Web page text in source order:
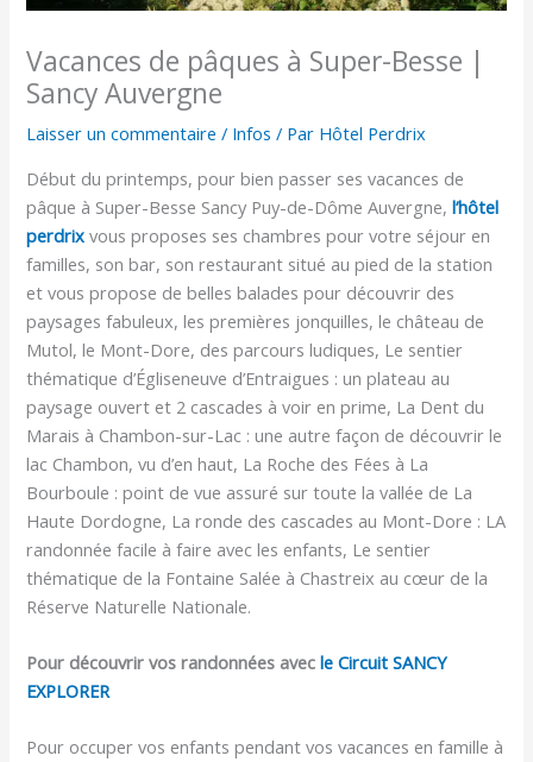
Vacances de pâques à Super-Besse |
Sancy Auvergne
Laisser un commentaire / Infos / Par Hôtel Perdrix
Début du printemps, pour bien passer ses vacances de
pâque à Super-Besse Sancy Puy-de-Dôme Auvergne,l’hôtel
perdrix vous proposes ses chambres pour votre séjour en
familles, son bar, son restaurant situé au pied de la station
et vous propose de belles balades pour découvrir des
paysages fabuleux, les premières jonquilles, le château de
Mutol, le Mont-Dore, des parcours ludiques, Le sentier
thématique d’Égliseneuve d’Entraigues : un plateau au
paysage ouvert et 2 cascades à voir en prime, La Dent du
Marais à Chambon-sur-Lac : une autre façon de découvrir le
lac Chambon, vu d’en haut, La Roche des Fées à La
Bourboule : point de vue assuré sur toute la vallée de La
Haute Dordogne, La ronde des cascades au Mont-Dore : LA
randonnée facile à faire avec les enfants, Le sentier
thématique de la Fontaine Salée à Chastreix au cœur de la
Réserve Naturelle Nationale.
Pour découvrir vos randonnées avecle Circuit SANCY
EXPLORER
Pour occuper vos enfants pendant vos vacances en famille à